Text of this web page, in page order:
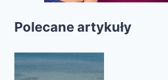
Polecane artykuły